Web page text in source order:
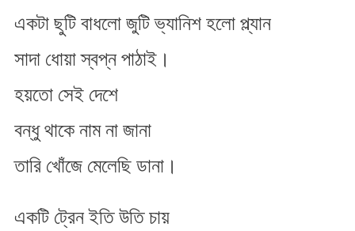
একটা ছুটি বাধলো জুটি ভ্যানিশ হলো প্ল্যান
সাদা ধোয়া স্বপ্ন পাঠাই।
হ​য়তো সেই দেশে
বন্ধু থাকে নাম না জানা
তারি খোঁজে মেলেছি ডানা।
একটি ট্রেন ইতি উতি চায়